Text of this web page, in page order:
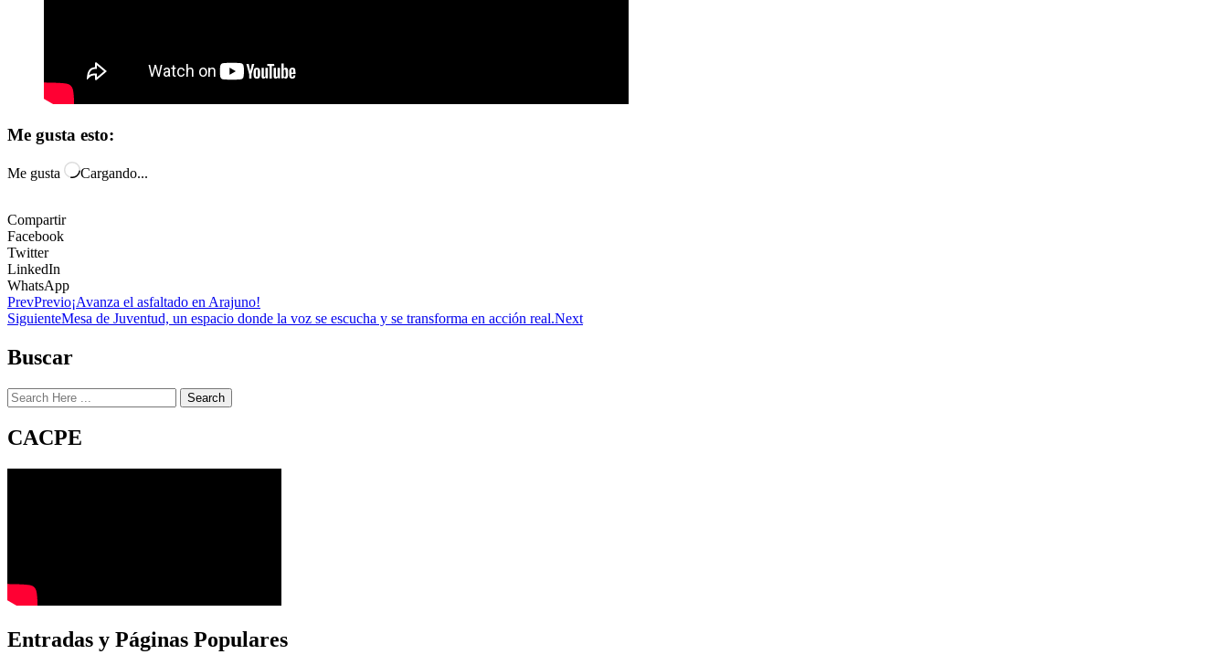
Me gusta esto:
Me gusta Cargando...
Compartir
Facebook
Twitter
LinkedIn
WhatsApp
PrevPrevio¡Avanza el asfaltado en Arajuno!
SiguienteMesa de Juventud, un espacio donde la voz se escucha y se transforma en acción real.Next
Buscar
Search
CACPE
Entradas y Páginas Populares